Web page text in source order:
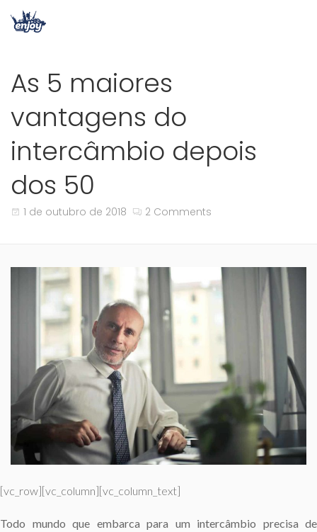
As 5 maiores
vantagens do
intercâmbio depois
dos 50
1 de outubro de 2018 2 Comments
[vc_row][vc_column][vc_column_text]
Todo mundo que embarca para um intercâmbio precisa de